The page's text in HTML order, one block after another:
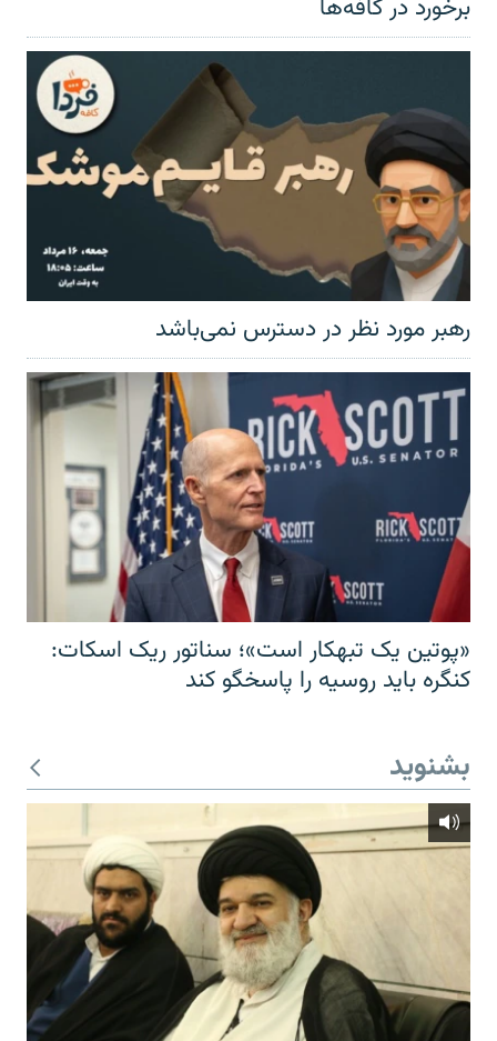
برخورد در کافه‌ها
رهبر مورد نظر در دسترس نمی‌باشد
«پوتین یک تبهکار است»؛ سناتور ریک اسکات:
کنگره باید روسیه را پاسخگو کند
بشنوید